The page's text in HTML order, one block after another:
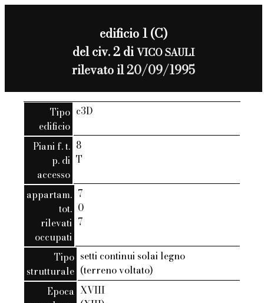
edificio 1 (C)
del civ. 2 diVICO SAULI
rilevato il 20/09/1995
Tipo
edificio
c3D
Piani f. t.
p. di
accesso
8
T
appartam.
tot.
rilevati
occupati
7
0
7
Tipo
strutturale
setti continui solai legno
(terreno voltato)
Epoca XVIII